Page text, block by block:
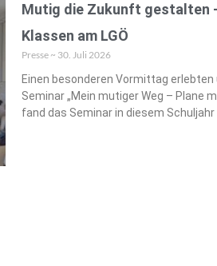
Mutig die Zukunft gestalten
Klassen am LGÖ
Presse 30. Juli 2026
Einen besonderen Vormittag
Seminar „Mein mutiger Weg – Plane
fand das Seminar in diesem